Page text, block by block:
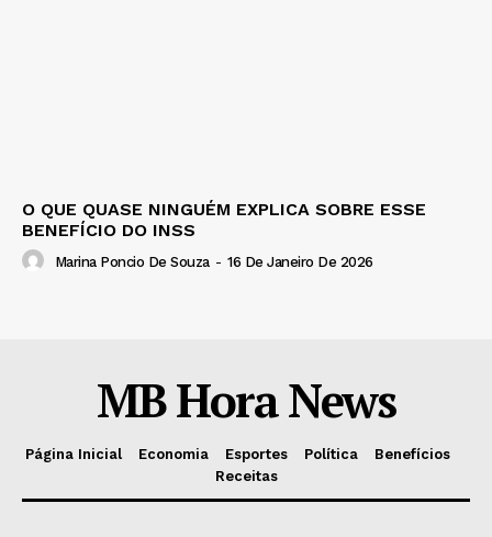
O QUE QUASE NINGUÉM EXPLICA SOBRE ESSE
BENEFÍCIO DO INSS
Marina Poncio De Souza - 16 De Janeiro De 2026
MB Hora News
Página Inicial Economia Esportes Política
Benefícios
Receitas